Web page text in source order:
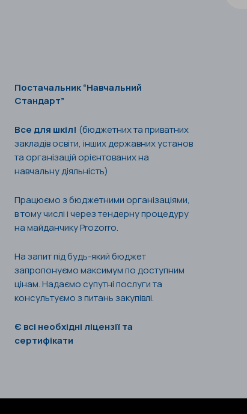
Постачальник “Навчальний
Стандарт”
Все для шкіл! (бюджетних та приватних
закладів освіти, інших державних установ
та організацій орієнтованих на
навчальну діяльність)
Працюємо з бюджетними організаціями,
в тому числі і через тендерну процедуру
на майданчику Prozorro.
На запит під будь-який бюджет
запропонуємо максимум по доступним
цінам. Надаємо супутні послуги та
консультуємо з питань закупівлі.
Є всі необхідні ліцензії та
сертифікати